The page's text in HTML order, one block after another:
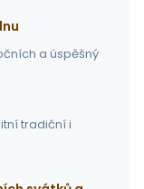
a úspěšný
tradiční i